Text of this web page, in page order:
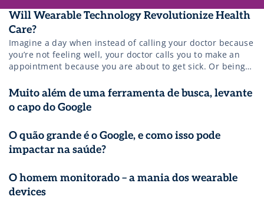
Will Wearable Technology Revolutionize Health
Care?
Imagine a day when instead of calling your doctor because
you’re not feeling well, your doctor calls you to make an
appointment because you are about to get sick. Or being
your healthcare provider, letting her know when you took
your medication and how your body is responding to it.
Muito além de uma ferramenta de busca, levante
o capo do Google
O quão grande é o Google, e como isso pode
impactar na saúde?
O homem monitorado – a mania dos wearable
devices